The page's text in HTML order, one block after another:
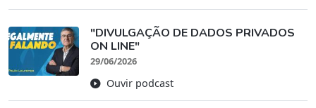
"DIVULGAÇÃO DE DADOS PRIVADOS
ON LINE"
29/06/2026
Ouvir podcast